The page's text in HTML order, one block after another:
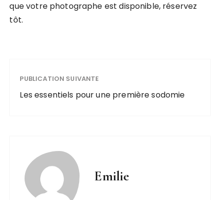
que votre photographe est disponible, réservez
tôt.
PUBLICATION SUIVANTE
Les essentiels pour une première sodomie
Emilie